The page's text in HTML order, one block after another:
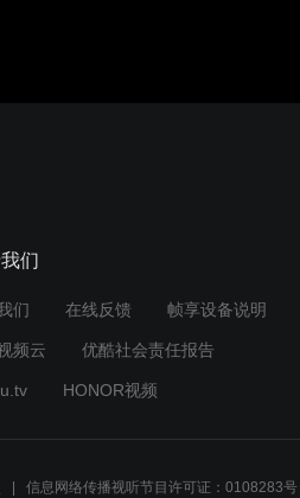
们
们 在线反馈 帧享设备说明
频云 优酷社会责任报告
HONOR视频
信息网络传播视听节目许可证：0108283号